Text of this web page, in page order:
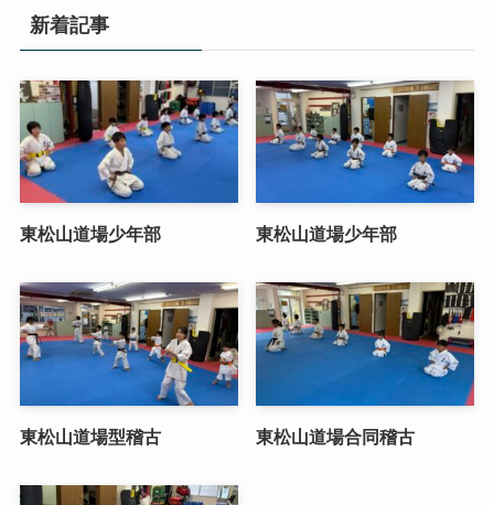
新着記事
東松山道場少年部 東松山道場少年部
東松山道場型稽古 東松山道場合同稽古